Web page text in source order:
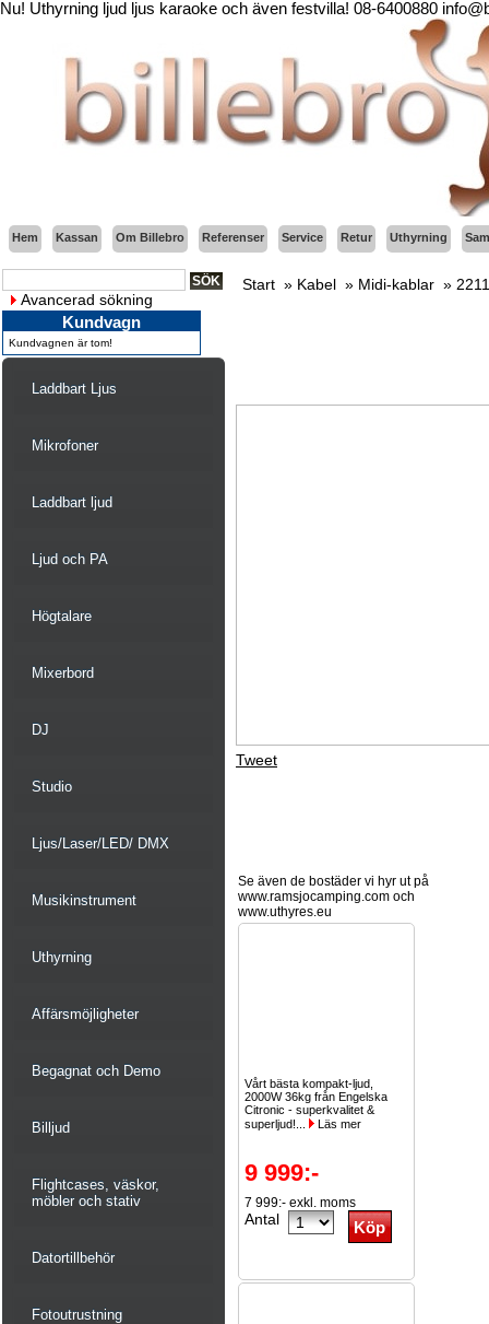
Nu! Uthyrning ljud ljus karaoke och även festvilla! 08-6400880
Hem Kassan Om Billebro Referenser Service Retur Uthyrning
Avancerad sökning
Kundvagn
Kundvagnen är tom!
Laddbart Ljus
Mikrofoner
Laddbart ljud
Ljud och PA
Högtalare
Mixerbord
DJ
Studio
Ljus/Laser/LED/ DMX
Musikinstrument
Uthyrning
Affärsmöjligheter
Begagnat och Demo
Billjud
Flightcases, väskor,
möbler och stativ
Datortillbehör
Fotoutrustning
Start » Kabel » Midi-kablar »
Tweet
Se även de bostäder vi hyr ut på
www.ramsjocamping.com och
www.uthyres.eu
Vårt bästa kompakt-ljud,
2000W 36kg från Engelska
Citronic - superkvalitet &
superljud!...
Läs mer
9 999:-
7 999:- exkl. moms
Antal